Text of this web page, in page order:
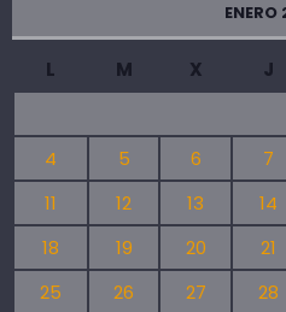
ENERO
L M X J
4
5 6 7
11
12 13 14
18
19 20 21
25
26 27 28